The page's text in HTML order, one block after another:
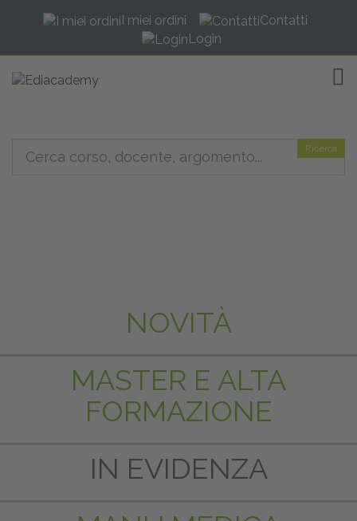
I miei ordini
Contatti
Login
Ricerca
NOVITÀ
MASTER E ALTA
FORMAZIONE
IN EVIDENZA